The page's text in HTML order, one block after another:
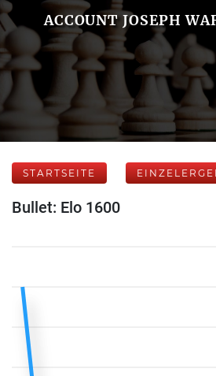
ACCOUNT JOSEPH
STARTSEITE
Bullet: Elo 1600